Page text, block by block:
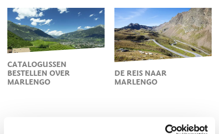
CATALOGUSSEN
BESTELLEN OVER
MARLENGO
DE REIS NAAR
MARLENGO